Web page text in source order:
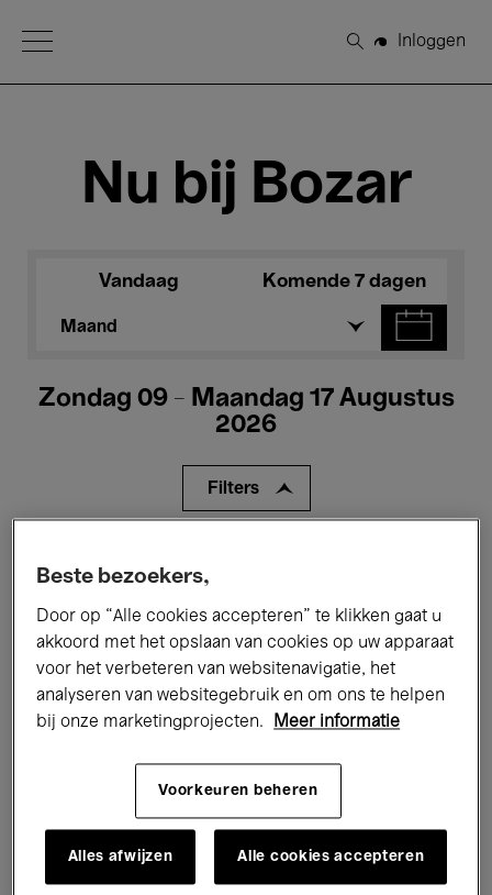
Open Menu
Zoeken
Inloggen
Nu bij Bozar
Vandaag Komende 7 dagen
Maand
Zondag 09 - Maandag 17 Augustus
2026
Filters
Tentoonstellingen Films
Performances Lezingen & Debatten
Klassieke Muziek Global Music
Elektronische Muziek
Voor iedereen Kids’ Palace
Beste bezoekers,
Door op “Alle cookies accepteren” te klikken gaat u
akkoord met het opslaan van cookies op uw apparaat
voor het verbeteren van websitenavigatie, het
analyseren van websitegebruik en om ons te helpen
bij onze marketingprojecten.
Meer informatie
Voorkeuren beheren
Alles afwijzen Alle cookies accepteren